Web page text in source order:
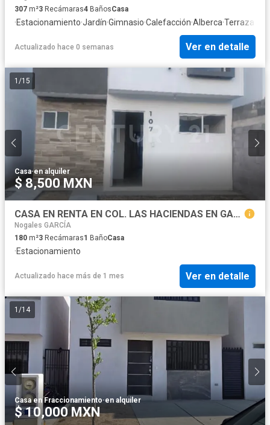
307 m²3 Recámaras4 BañosCasa
·Estacionamiento·Jardín·Gimnasio·Calefacción·Alberca·Terraza
Actualizado hace 0 semanas Ver en detalle
1 /15
Casa·en alquiler
$ 8,500 MXN
CASA EN RENTA EN COL. LAS HACIENDAS EN GARCIA NUEVO LEON
Nogales GARCÍA
180 m²3 Recámaras1 BañoCasa
·Estacionamiento
Actualizado hace más de 1 mes Ver en detalle
1 /14
Casa en Fraccionamiento·en alquiler
$ 10,000 MXN